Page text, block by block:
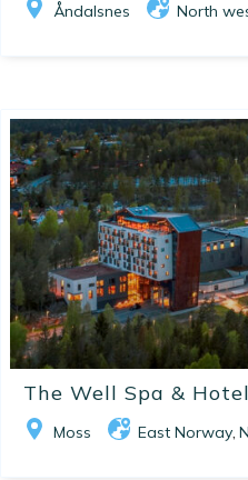
Åndalsnes North
The Well Spa &
Moss East Norway,